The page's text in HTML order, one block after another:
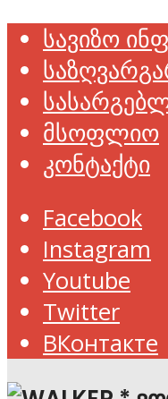
სავიზო
მსოფლიო
კონტაქტი
Facebook
Instagram
Youtube
Twitter
ВКонтакте